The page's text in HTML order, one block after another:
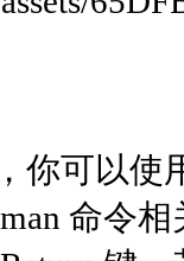
你可以使
命令